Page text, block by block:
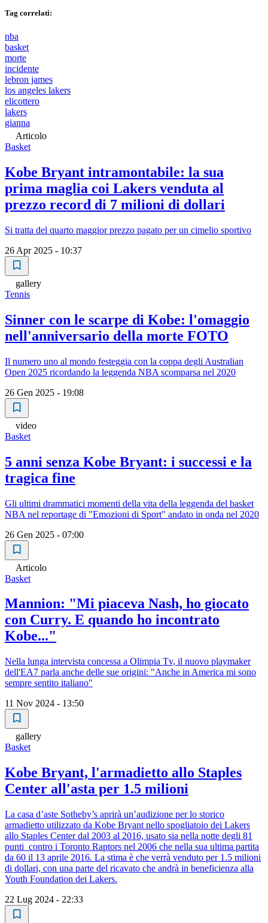
Tag correlati:
nba
basket
morte
incidente
lebron james
los angeles lakers
elicottero
lakers
gianna
Articolo
Basket
Kobe Bryant intramontabile: la sua
prima maglia coi Lakers venduta al
prezzo record di 7 milioni di dollari
Si tratta del quarto maggior prezzo pagato per un cimelio sportivo
26 Apr 2025 - 10:37
gallery
Tennis
Sinner con le scarpe di Kobe: l'omaggio
nell'anniversario della morte FOTO
Il numero uno al mondo festeggia con la coppa degli Australian
Open 2025 ricordando la leggenda NBA scomparsa nel 2020
26 Gen 2025 - 19:08
video
Basket
5 anni senza Kobe Bryant: i successi e la
tragica fine
Gli ultimi drammatici momenti della vita della leggenda del basket
NBA nel reportage di "Emozioni di Sport" andato in onda nel 2020
26 Gen 2025 - 07:00
Articolo
Basket
Mannion: "Mi piaceva Nash, ho giocato
con Curry. E quando ho incontrato
Kobe..."
Nella lunga intervista concessa a Olimpia Tv, il nuovo playmaker
dell'EA7 parla anche delle sue origini: "Anche in America mi sono
sempre sentito italiano"
11 Nov 2024 - 13:50
gallery
Basket
Kobe Bryant, l'armadietto allo Staples
Center all'asta per 1.5 milioni
La casa d’aste Sotheby’s aprirà un’audizione per lo storico
armadietto utilizzato da Kobe Bryant nello spogliatoio dei Lakers
allo Staples Center dal 2003 al 2016, usato sia nella notte degli 81
punti contro i Toronto Raptors nel 2006 che nella sua ultima partita
da 60 il 13 aprile 2016. La stima è che verrà venduto per 1.5 milioni
di dollari, con una parte del ricavato che andrà in beneficienza alla
Youth Foundation dei Lakers.
22 Lug 2024 - 22:33